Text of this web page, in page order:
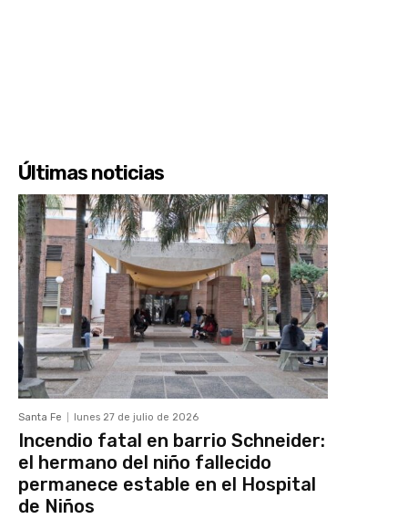
Últimas noticias
Santa Fe lunes 27 de julio de 2026
Incendio fatal en barrio Schneider:
el hermano del niño fallecido
permanece estable en el Hospital
de Niños